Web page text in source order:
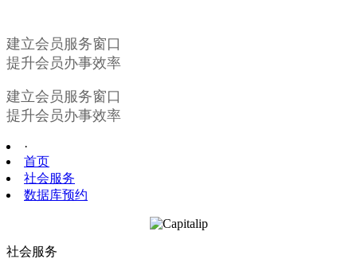
建立会员服务窗口
提升会员办事效率
建立会员服务窗口
提升会员办事效率
·
首页
社会服务
数据库预约
社会服务